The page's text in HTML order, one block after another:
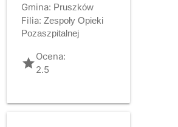
Gmina: Pruszków
Filia: Zespoły Opieki
Pozaszpitalnej
gradeOcena:
2.5